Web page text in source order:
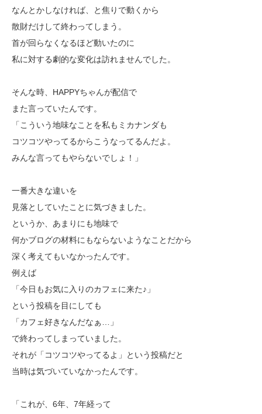
なんとかしなければ、と焦りで動くから
散財だけして終わってしまう。
首が回らなくなるほど動いたのに
私に対する劇的な変化は訪れませんでした。
そんな時、HAPPYちゃんが配信で
また言っていたんです。
「こういう地味なことを私もミカナンダも
コツコツやってるからこうなってるんだよ。
みんな言ってもやらないでしょ！」
一番大きな違いを
見落としていたことに気づきました。
というか、あまりにも地味で
何かブログの材料にもならないようなことだから
深く考えてもいなかったんです。
例えば
「今日もお気に入りのカフェに来た♪」
という投稿を目にしても
「カフェ好きなんだなぁ…」
で終わってしまっていました。
それが「コツコツやってるよ」という投稿だと
当時は気づいていなかったんです。
「これが、6年、7年経って